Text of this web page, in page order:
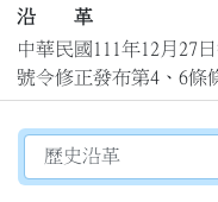
沿 革
中華民國111年12月27
號令修正發布第4、6條
切換選擇法規資訊內容